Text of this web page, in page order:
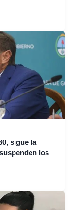
sigue la
los